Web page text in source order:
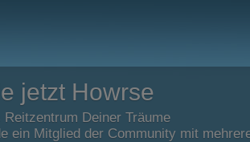
jetzt Howrse
Reitzentrum Deiner Träume
ein Mitglied der Community mit